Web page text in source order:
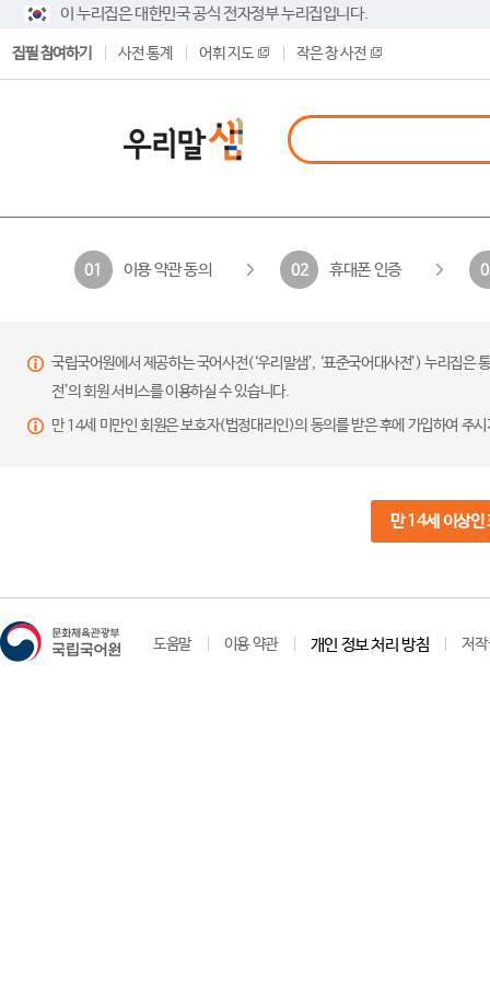
이 누리집은 대한민국 공식 전자정부 누리집입니다.
집필 참여하기 사전 통계 어휘 지도 작은 창 사전
01 이용 약관 동의 02 휴대폰 인증
국립국어원에서 제공하는 국어사전(‘우리말샘’, ‘표준국어대사전’) 누리집
전’의 회원 서비스를 이용하실 수 있습니다.
만 14세 미만인 회원은 보호자(법정대리인)의 동의를 받은 후에 가입하여 주
만 14세 이상인
도움말 이용 약관 개인 정보 처리 방침 저